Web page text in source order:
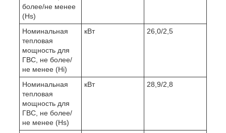
более/не менее
(Hs)
Номинальная
тепловая
мощность для
ГВС, не более/
не менее (Hi)
кВт 26,0/2,5
Номинальная
тепловая
мощность для
ГВС, не более/
не менее (Hs)
кВт 28,9/2,8